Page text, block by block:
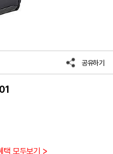
공유하기
택 모두보기